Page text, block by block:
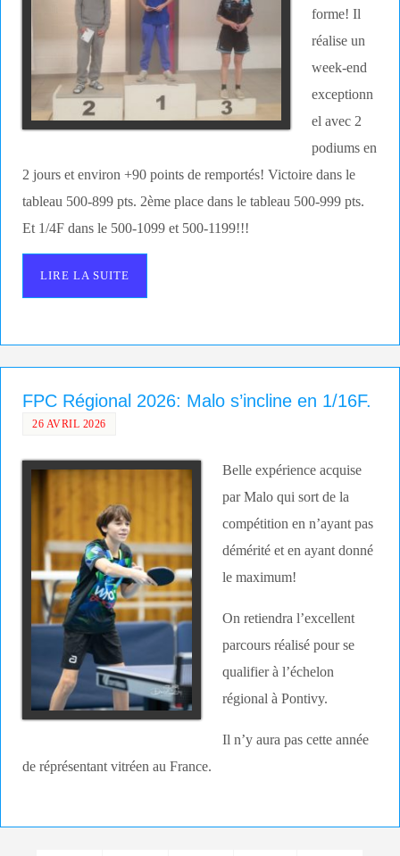
forme! Il
réalise un
week-end
exceptionn
el avec 2
podiums en
2 jours et environ +90 points de remportés! Victoire dans le
tableau 500-899 pts. 2ème place dans le tableau 500-999 pts.
Et 1/4F dans le 500-1099 et 500-1199!!!
LIRE LA SUITE
FPC Régional 2026: Malo s’incline en 1/16F.
26 AVRIL 2026
Belle expérience acquise
par Malo qui sort de la
compétition en n’ayant pas
démérité et en ayant donné
le maximum!
On retiendra l’excellent
parcours réalisé pour se
qualifier à l’échelon
régional à Pontivy.
Il n’y aura pas cette année
de réprésentant vitréen au France.